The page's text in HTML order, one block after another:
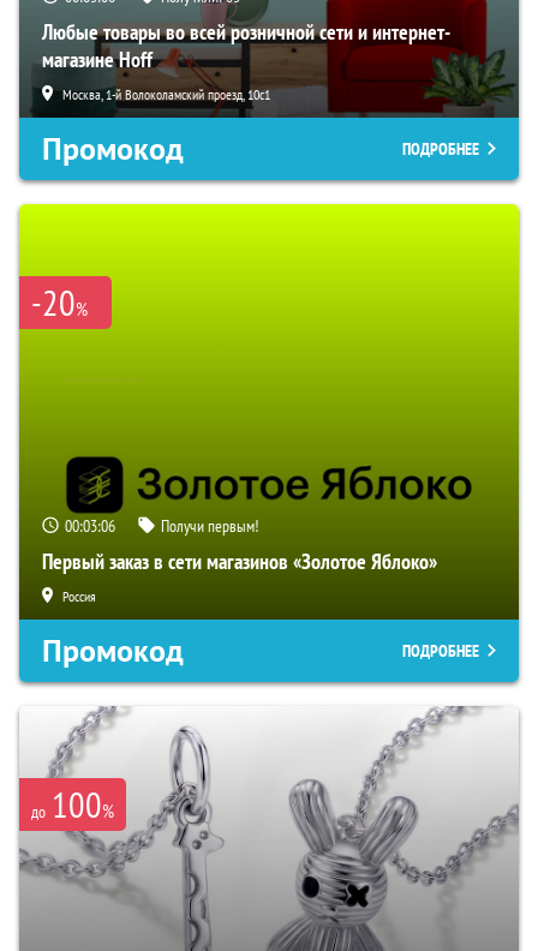
Любые товары во всей розничной сети и интернет-
магазине Hoff
Москва, 1-й Волоколамский проезд, 10с1
Промокод ПОДРОБНЕЕ
-20%
00:03:05 Получи первым!
Первый заказ в сети магазинов «Золотое Яблоко»
Россия
Промокод ПОДРОБНЕЕ
до 100%